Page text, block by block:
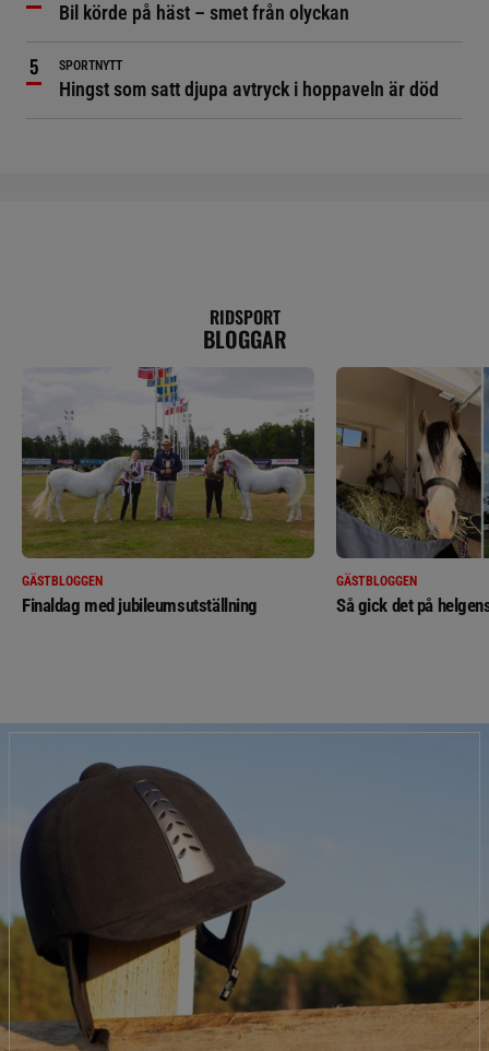
Bil körde på häst – smet från olyckan
SPORTNYTT
Hingst som satt djupa avtryck i hoppaveln är död
RIDSPORT
BLOGGAR
GÄSTBLOGGEN
Finaldag med jubileumsutställning
GÄSTBLOGGEN
Så gick det på